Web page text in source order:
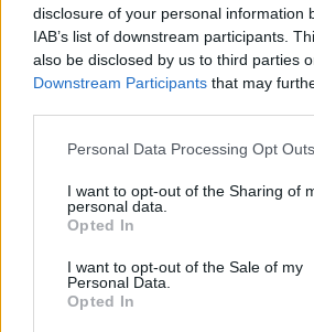
disclosure of your personal information
IAB’s list of downstream participants.
also be disclosed by us to third parties
Downstream Participants that may
Personal Data Processing Opt Outs
I want to opt-out of the Sharing of
personal data.
Opted In
I want to opt-out of the Sale of my
Personal Data.
Opted In
VÍCE OD AUTORA
Většina koupališť na
výborné podmínky.
Živohošti
Zpravodajství
Přibudou i tři nové
Středočeský kraj
Obce nově získají